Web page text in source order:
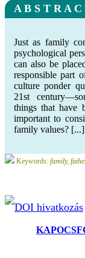
A B S T R A C
Just as family
psychological
can also be
responsible part
culture ponder
21st
things that have
important to
family values? [...]
Keywords: family,
DOI hivatkozás